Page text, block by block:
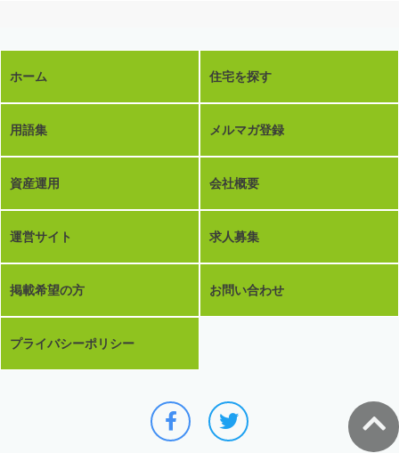
ホーム 住宅を探す
用語集 メルマガ登録
資産運用 会社概要
運営サイト 求人募集
掲載希望の方 お問い合わせ
プライバシーポリシー